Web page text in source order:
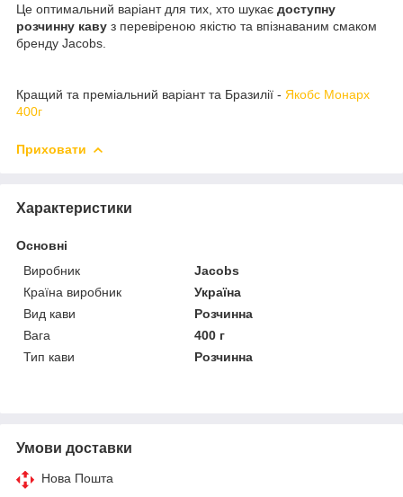
Це оптимальний варіант для тих, хто шукає доступну
розчинну каву з перевіреною якістю та впізнаваним смаком
бренду Jacobs.
Кращий та преміальний варіант та Бразилії - Якобс Монарх
400г
Приховати
Характеристики
Основні
Виробник
Jacobs
Країна виробник
Україна
Вид кави
Розчинна
Вага
400 г
Тип кави
Розчинна
Умови доставки
Нова Пошта